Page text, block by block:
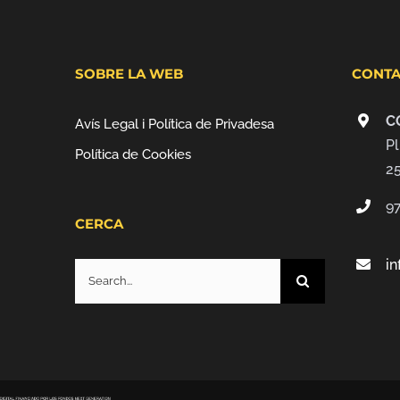
SOBRE LA WEB
Avís Legal i Política de Privadesa
Política de Cookies
CERCA
Search
for: